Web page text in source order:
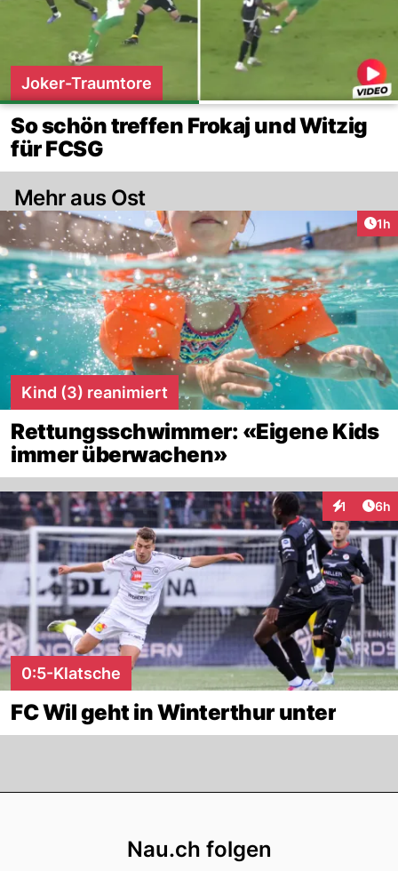
Joker-Traumtore
So schön treffen Frokaj und Witzig
für FCSG
Mehr aus Ost
1h
Kind (3) reanimiert
Rettungsschwimmer: «Eigene Kids
immer überwachen»
1 6h
0:5-Klatsche
FC Wil geht in Winterthur unter
Nau.ch folgen